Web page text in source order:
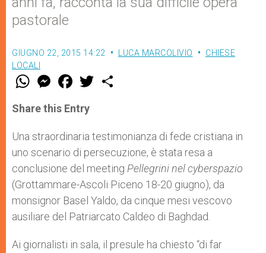
pastorale
GIUGNO 22, 2015 14:22 LUCA MARCOLIVIO
CHIESE
LOCALI
W
t
s
p
p
M
e
s
e
g
e
r
F
a
e
b
o
k
w
r
Share this Entry
Una straordinaria testimonianza di fede cristiana in
uno scenario di persecuzione, è stata resa a
conclusione del meeting Pellegrini nel cyberspazio
(Grottammare-Ascoli Piceno 18-20 giugno), da
monsignor Basel Yaldo, da cinque mesi vescovo
ausiliare del Patriarcato Caldeo di Baghdad.
Ai giornalisti in sala, il presule ha chiesto “di far